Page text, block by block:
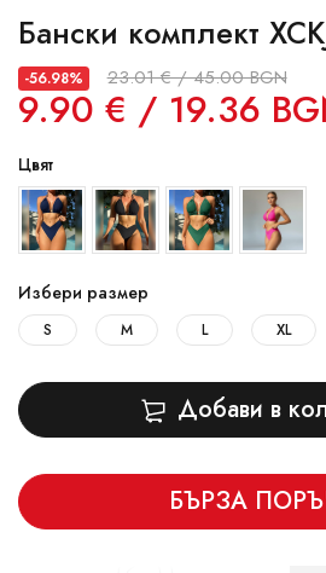
Бански комплект
-56.98% 23.01 € / 45.00 BGN
9.90 € / 19.36
Цвят
Избери размер
S M L XL
Добави в
БЪРЗА